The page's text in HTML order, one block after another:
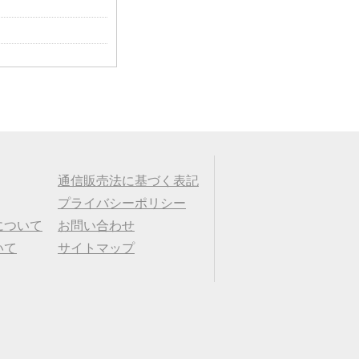
ついて
て
通信販売法に基づく表記
プライバシーポリシー
お問い合わせ
サイトマップ